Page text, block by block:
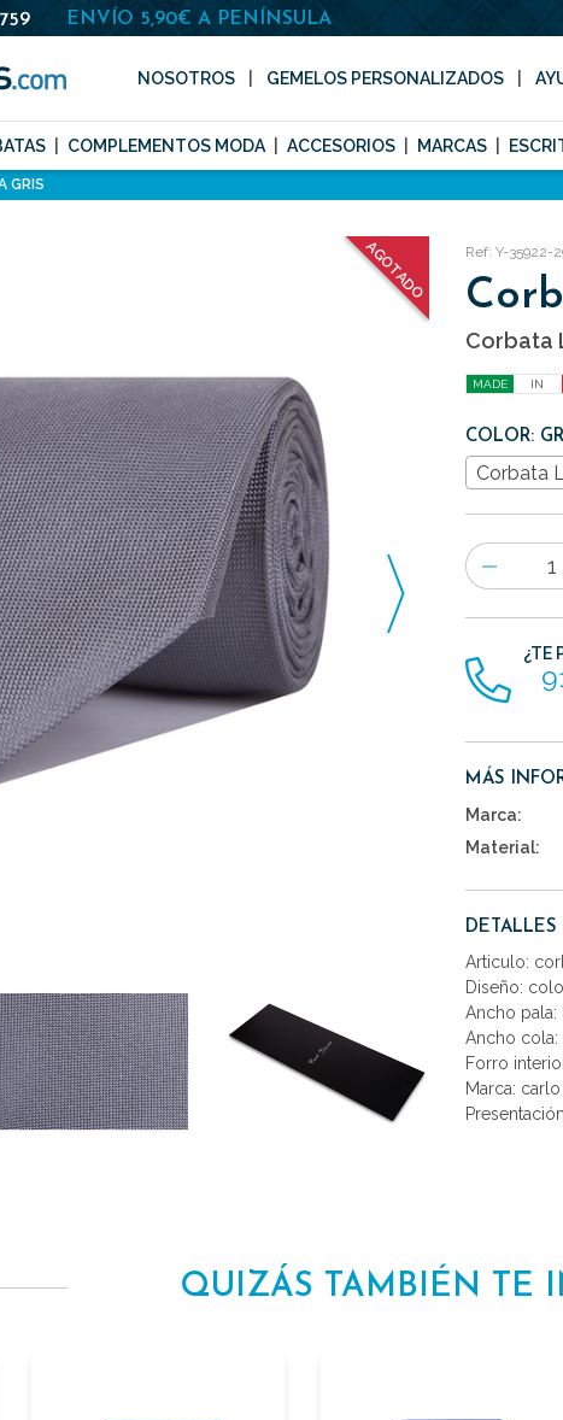
ENVÍO 5,90€ A PENÍNSULA
NOSOTROS GEMELOS PERSONALIZADOS
COMPLEMENTOS MODA ACCESORIOS MARCAS
GRIS
AGOTADO Ref: Y-35922-
Corbata
MADE IN
COLOR:
Corbata
Número
de
artículos
¿TE
MÁS
Marca:
Material:
DETALLES
Articulo:
Diseño:
Ancho pala:
Ancho cola:
Forro
Marca:
QUIZÁS TAMBIÉN TE